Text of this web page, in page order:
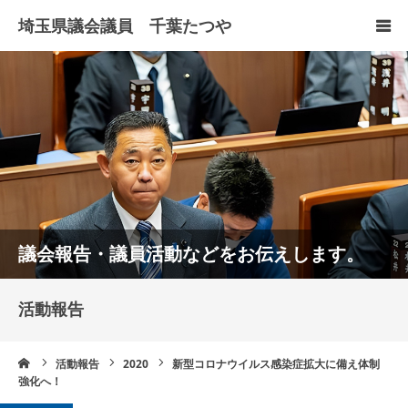
議会報告・議員活動などをお伝えします。
活動報告
活動報告 2020
新型コロナウイルス感染症拡大に備え体制
強化へ！
HOME
プロフィール
政策について
活動報告